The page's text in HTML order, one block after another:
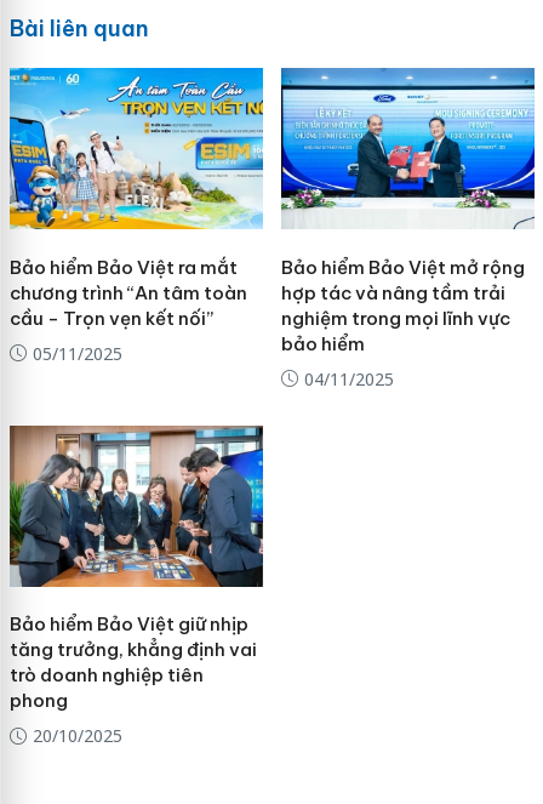
Bài liên quan
Bảo hiểm Bảo Việt ra mắt
chương trình “An tâm toàn
cầu - Trọn vẹn kết nối”
05/11/2025
Bảo hiểm Bảo Việt mở rộng
hợp tác và nâng tầm trải
nghiệm trong mọi lĩnh vực
bảo hiểm
04/11/2025
Bảo hiểm Bảo Việt giữ nhịp
tăng trưởng, khẳng định vai
trò doanh nghiệp tiên
phong
20/10/2025